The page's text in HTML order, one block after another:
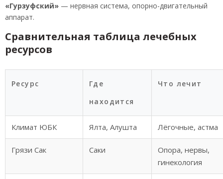
«Гурзуфский» — нервная система, опорно-двигательный
аппарат.
Сравнительная таблица лечебных
ресурсов
Ресурс
Где
находится
Что лечит
Климат ЮБК Ялта, Алушта Лёгочные, астма
Грязи Сак Саки
Опора, нервы,
гинекология